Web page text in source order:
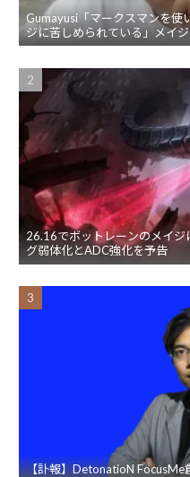
Gumayusi「マークスマンを使
ジに苦しめられている」メイ
26.16でボットレーンのメイ
グ弱体化とADC強化を予告
【訃報】DetonatioN FocusMe